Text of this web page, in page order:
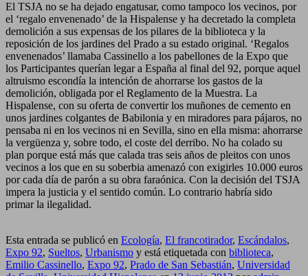
El TSJA no se ha dejado engatusar, como tampoco los vecinos, por
el ‘regalo envenenado’ de la Hispalense y ha decretado la completa
demolición a sus expensas de los pilares de la biblioteca y la
reposición de los jardines del Prado a su estado original. ‘Regalos
envenenados’ llamaba Cassinello a los pabellones de la Expo que
los Participantes querían legar a España al final del 92, porque aquel
altruismo escondía la intención de ahorrarse los gastos de la
demolición, obligada por el Reglamento de la Muestra. La
Hispalense, con su oferta de convertir los muñones de cemento en
unos jardines colgantes de Babilonia y en miradores para pájaros, no
pensaba ni en los vecinos ni en Sevilla, sino en ella misma: ahorrarse
la vergüenza y, sobre todo, el coste del derribo. No ha colado su
plan porque está más que calada tras seis años de pleitos con unos
vecinos a los que en su soberbia amenazó con exigirles 10.000 euros
por cada día de parón a su obra faraónica. Con la decisión del TSJA
impera la justicia y el sentido común. Lo contrario habría sido
primar la ilegalidad.
Esta entrada se publicó en Ecología, El francotirador, Escándalos,
Expo 92, Sueltos, Urbanismo y está etiquetada con biblioteca,
Emilio Cassinello, Expo 92, Prado de San Sebastián, Universidad